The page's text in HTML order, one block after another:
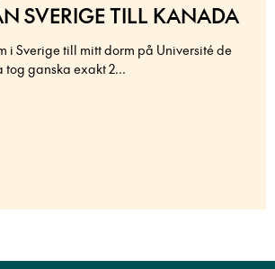
SVERIGE TILL KANADA
i Sverige till mitt dorm på Université de
ganska exakt 2...